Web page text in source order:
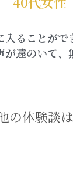
入ることがで
が遠のいて
の体験談は